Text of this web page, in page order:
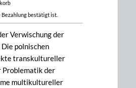
bestätigt ist.
Verwischung der
polnischen
transkultureller
Problematik der
multikultureller